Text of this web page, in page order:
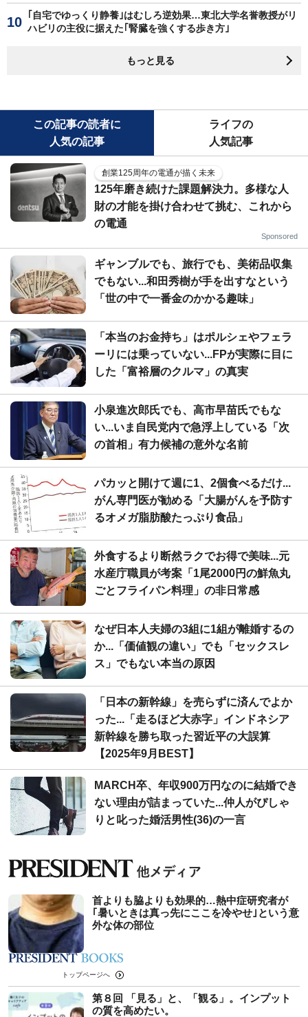
｢自宅でゆっくり静養｣はむしろ逆効果…東北大学名誉教授がリ
ハビリの主役に据えた｢腎臓を強くする歩き方｣
もっと見る
この記事の読者に
人気の記事
ライフの
人気記事
創業125周年の電通が描く未来
125年磨き続けた課題解決力。多様な人
財の才能を掛け合わせて挑む、これから
の電通
Sponsored
ギャンブルでも、旅行でも、美術品収集
でもない...和田秀樹が手を出すなという
「世の中で一番金のかかる趣味」
「本当のお金持ち」はポルシェやフェラ
ーリには乗っていない...FPが実際に目に
した「富裕層のクルマ」の真実
小泉進次郎氏でも、高市早苗氏でもな
い...いま自民党内で急浮上している「次
の首相」有力候補の意外な名前
パカッと開けて週に1、2個食べるだけ...
がん専門医が勧める「大腸がんを予防す
るオメガ脂肪酸たっぷり食品」
外食するより断然ラクでお得で美味...元
水産庁職員が考案「1尾2000円の鮮魚丸
ごとフライパン料理」の非日常感
なぜ日本人夫婦の3組に1組が離婚するの
か...「価値観の違い」でも「セックスレ
ス」でもない本当の原因
「日本の新幹線」を売らずに済んでよか
った...「走るほど大赤字」インドネシア
新幹線を勝ち取った習近平の大誤算
【2025年9月BEST】
MARCH卒、年収900万円なのに結婚でき
ない理由が詰まっていた...仲人がぴしゃ
りと叱った婚活男性(36)の一言
首よりも脇よりも効果的…熱中症研究者が
｢暑いときは真っ先にここを冷やせ｣という意
外な体の部位
トップページへ
第８回 「見る」と、「観る」。インプット
の質を高めたい。